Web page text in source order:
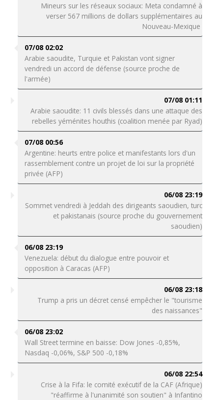
Mineurs sur les réseaux sociaux: Meta condamné à
verser 567 millions de dollars supplémentaires au
Nouveau-Mexique
07/08 02:02
Arabie saoudite, Turquie et Pakistan vont signer
vendredi un accord de défense (source proche de
l'armée)
07/08 01:11
Arabie saoudite: 11 civils blessés dans une attaque des
rebelles yéménites houthis (coalition menée par Ryad)
07/08 00:56
Argentine: heurts entre police et manifestants lors d'un
rassemblement contre un projet de loi sur la propriété
privée (AFP)
06/08 23:19
Sommet vendredi à Jeddah des dirigeants saoudien, turc
et pakistanais (source proche du gouvernement
saoudien)
06/08 23:19
Venezuela: début du dialogue entre pouvoir et
opposition à Caracas (AFP)
06/08 23:18
Trump a pris un décret censé empêcher le "tourisme
des naissances"
06/08 23:02
Wall Street termine en baisse: Dow Jones -0,85%,
Nasdaq -0,06%, S&P 500 -0,18%
06/08 22:54
Crise à la Fifa: le comité exécutif de la CAF (Afrique)
"réaffirme à l'unanimité son soutien" à Infantino